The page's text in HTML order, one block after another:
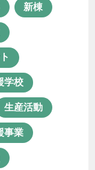
会福祉士
理栄養士
園
新棟
学校
生産活動
事業